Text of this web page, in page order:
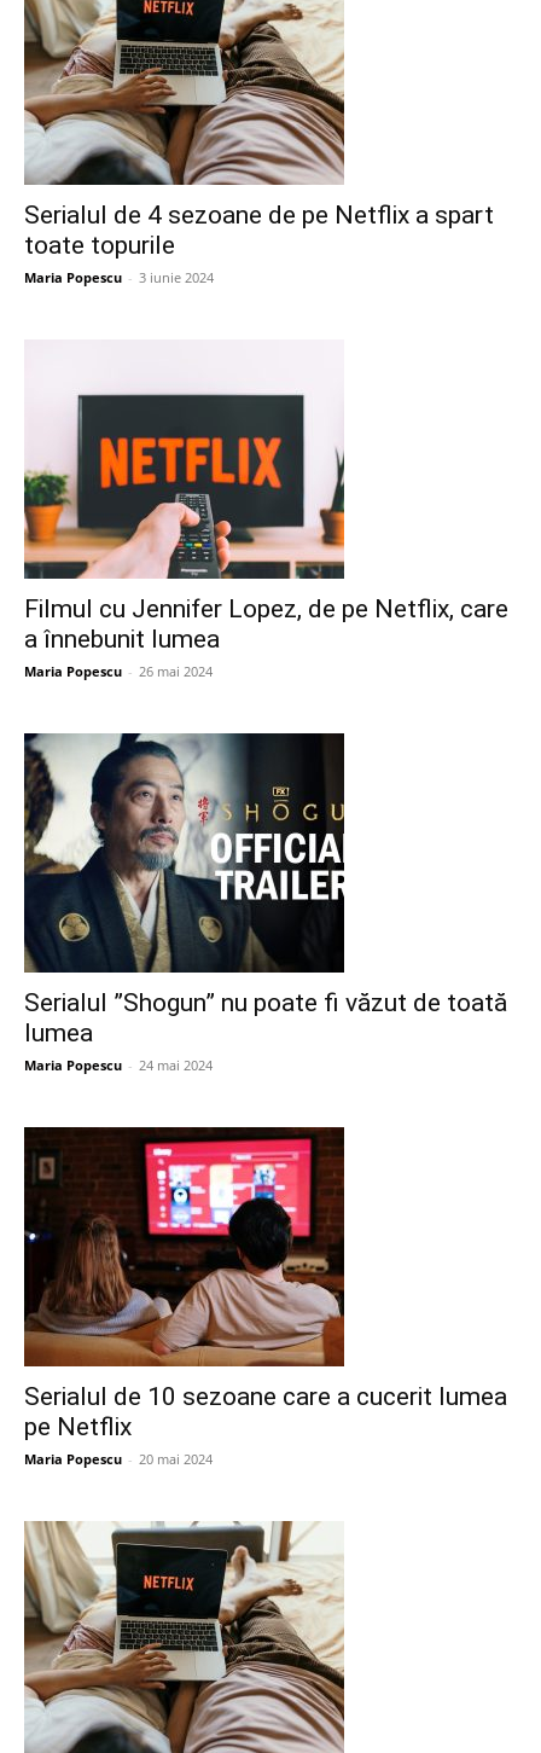
Serialul de 4 sezoane de pe Netflix a spart
toate topurile
Maria Popescu - 3 iunie 2024
Filmul cu Jennifer Lopez, de pe Netflix, care
a înnebunit lumea
Maria Popescu - 26 mai 2024
Serialul ”Shogun” nu poate fi văzut de toată
lumea
Maria Popescu - 24 mai 2024
Serialul de 10 sezoane care a cucerit lumea
pe Netflix
Maria Popescu - 20 mai 2024